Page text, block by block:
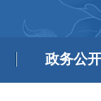
政务公开